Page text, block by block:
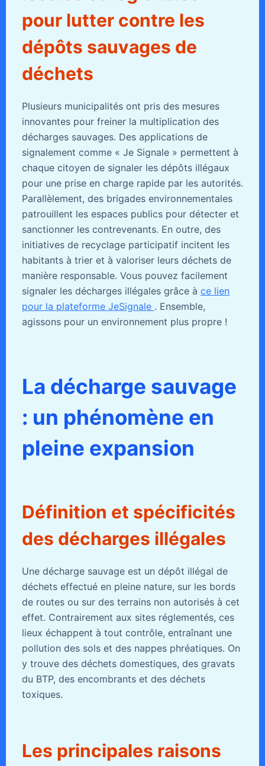
pour lutter contre les
dépôts sauvages de
déchets
Plusieurs municipalités ont pris des mesures
innovantes pour freiner la multiplication des
décharges sauvages. Des applications de
signalement comme « Je Signale » permettent à
chaque citoyen de signaler les dépôts illégaux
pour une prise en charge rapide par les autorités.
Parallèlement, des brigades environnementales
patrouillent les espaces publics pour détecter et
sanctionner les contrevenants. En outre, des
initiatives de recyclage participatif incitent les
habitants à trier et à valoriser leurs déchets de
manière responsable. Vous pouvez facilement
signaler les décharges illégales grâce à ce lien
pour la plateforme JeSignale . Ensemble,
agissons pour un environnement plus propre !
La décharge sauvage
: un phénomène en
pleine expansion
Définition et spécificités
des décharges illégales
Une décharge sauvage est un dépôt illégal de
déchets effectué en pleine nature, sur les bords
de routes ou sur des terrains non autorisés à cet
effet. Contrairement aux sites réglementés, ces
lieux échappent à tout contrôle, entraînant une
pollution des sols et des nappes phréatiques. On
y trouve des déchets domestiques, des gravats
du BTP, des encombrants et des déchets
toxiques.
Les principales raisons